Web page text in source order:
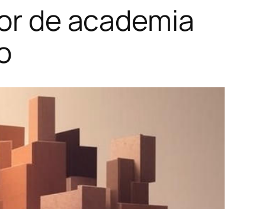
de academia